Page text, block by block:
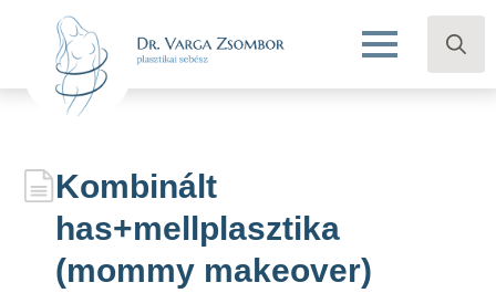
Kombinált
has+mellplasztika
(mommy makeover)